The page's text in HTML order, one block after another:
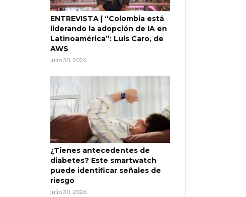
ENTREVISTA | “Colombia está
liderando la adopción de IA en
Latinoamérica”: Luis Caro, de
AWS
julio 30, 2026
¿Tienes antecedentes de
diabetes? Este smartwatch
puede identificar señales de
riesgo
julio 30, 2026